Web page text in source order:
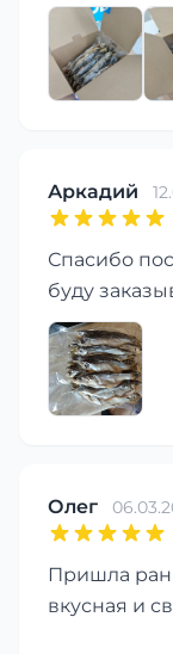
Аркадий
Спасибо
буду
Олег
Пришла
вкусная и